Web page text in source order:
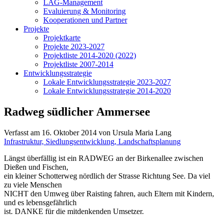
LAG-Management
Evaluierung & Monitoring
Kooperationen und Partner
Projekte
Projektkarte
Projekte 2023-2027
Projektliste 2014-2020 (2022)
Projektliste 2007-2014
Entwicklungsstrategie
Lokale Entwicklungsstrategie 2023-2027
Lokale Entwicklungsstrategie 2014-2020
Radweg südlicher Ammersee
Verfasst am 16. Oktober 2014 von Ursula Maria Lang
Infrastruktur, Siedlungsentwicklung, Landschaftsplanung
Längst überfällig ist ein RADWEG an der Birkenallee zwischen
Dießen und Fischen,
ein kleiner Schotterweg nördlich der Strasse Richtung See. Da viel
zu viele Menschen
NICHT den Umweg über Raisting fahren, auch Eltern mit Kindern,
und es lebensgefährlich
ist. DANKE für die mitdenkenden Umsetzer.